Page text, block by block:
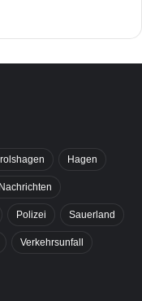
Hagen
Polizei Sauerland
Verkehrsunfall